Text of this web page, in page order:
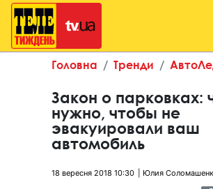
Головна Тренди
Закон о парковках:
нужно, чтобы не
эвакуировали ваш
автомобиль
18 вересня 2018 10:30 Юлия